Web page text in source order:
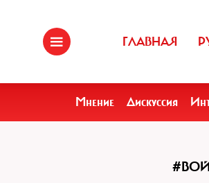
ГЛАВНАЯ
Мнение Дискуссия